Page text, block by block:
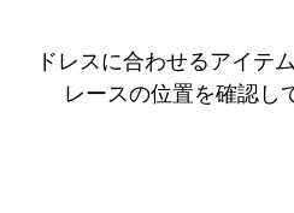
ドレスに合わせるアイテ
レースの位置を確認し